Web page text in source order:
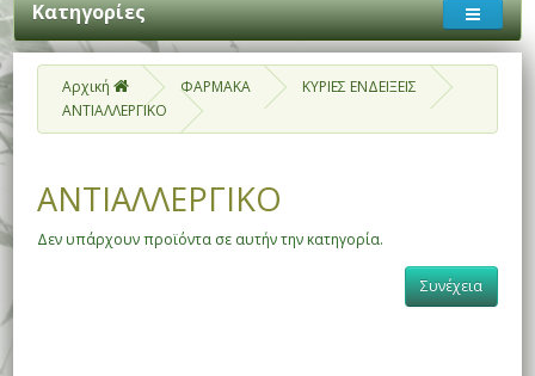
Κατηγορίες
Αρχική ΦΑΡΜΑΚΑ
ΚΥΡΙΕΣ ΕΝΔΕΙΞΕΙΣ
ΑΝΤΙΑΛΛΕΡΓΙΚΟ
ΑΝΤΙΑΛΛΕΡΓΙΚΟ
Δεν υπάρχουν προϊόντα σε αυτήν την κατηγορία.
Συνέχεια